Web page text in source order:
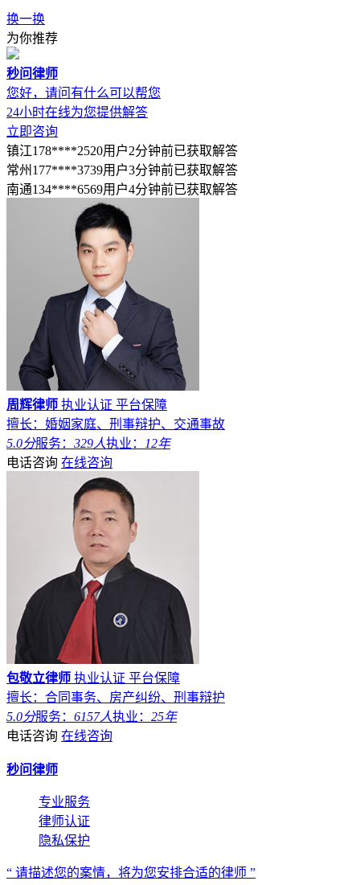
换一换
为你推荐
秒问律师
您好，请问有什么可以帮您
24小时在线为您提供解答
立即咨询
镇江178****2520用户2分钟前已获取解答
常州177****3739用户3分钟前已获取解答
南通134****6569用户4分钟前已获取解答
周辉律师 执业认证 平台保障
擅长：婚姻家庭、刑事辩护、交通事故
5.0分服务： 329人执业：
12年
电话咨询 在线咨询
包敬立律师 执业认证 平台保障
擅长：合同事务、房产纠纷、刑事辩护
5.0分服务： 6157人执业： 25年
电话咨询 在线咨询
秒问律师
专业服务
律师认证
隐私保护
“ 请描述您的案情，将为您安排合适的律师 ”